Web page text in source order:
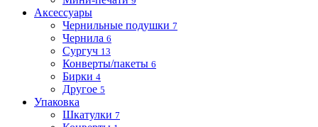
Аксессуары
Чернильные подушки 7
Чернила 6
Сургуч 13
Конверты/пакеты 6
Бирки 4
Другое 5
Упаковка
Шкатулки 7